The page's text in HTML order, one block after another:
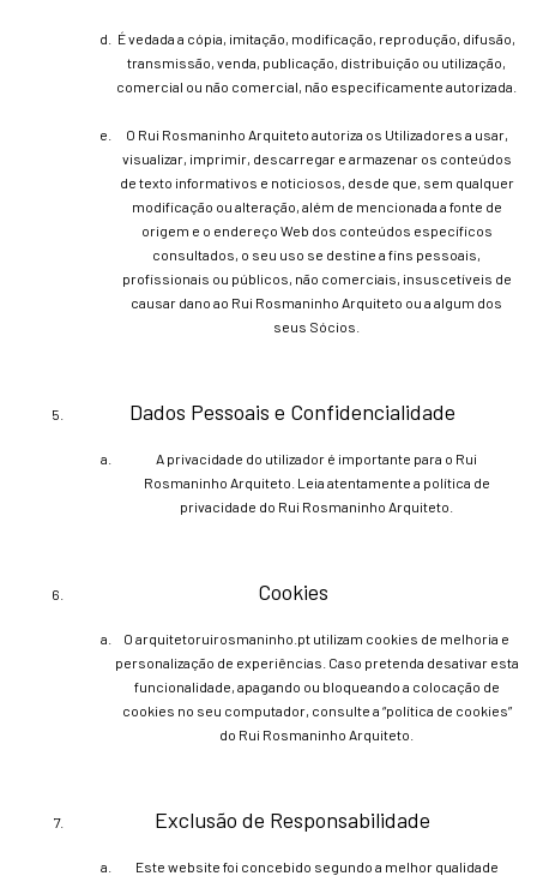
É vedada a cópia, imitação, modificação, reprodução, difusão,
transmissão, venda, publicação, distribuição ou utilização,
comercial ou não comercial, não especificamente autorizada.
O Rui Rosmaninho Arquiteto autoriza os Utilizadores a usar,
visualizar, imprimir, descarregar e armazenar os conteúdos
de texto informativos e noticiosos, desde que, sem qualquer
modificação ou alteração, além de mencionada a fonte de
origem e o endereço Web dos conteúdos específicos
consultados, o seu uso se destine a fins pessoais,
profissionais ou públicos, não comerciais, insuscetíveis de
causar dano ao Rui Rosmaninho Arquiteto ou a algum dos
seus Sócios.
Dados Pessoais e Confidencialidade
A privacidade do utilizador é importante para o Rui
Rosmaninho Arquiteto. Leia atentamente a política de
privacidade do Rui Rosmaninho Arquiteto.
Cookies
O arquitetoruirosmaninho.pt utilizam cookies de melhoria e
personalização de experiências. Caso pretenda desativar esta
funcionalidade, apagando ou bloqueando a colocação de
cookies no seu computador, consulte a “política de cookies”
do Rui Rosmaninho Arquiteto.
Exclusão de Responsabilidade
Este website foi concebido segundo a melhor qualidade